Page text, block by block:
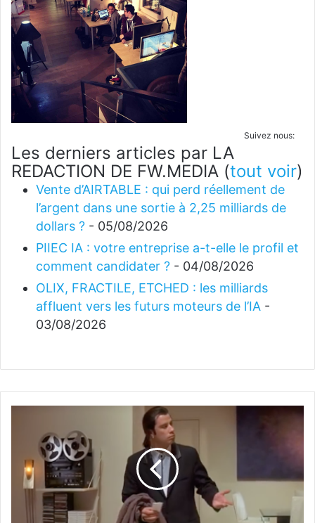
Suivez nous:
Les derniers articles par LA
REDACTION DE FW.MEDIA (tout voir)
Vente d’AIRTABLE : qui perd réellement de
l’argent dans une sortie à 2,25 milliards de
dollars ? - 05/08/2026
PIIEC IA : votre entreprise a-t-elle le profil et
comment candidater ? - 04/08/2026
OLIX, FRACTILE, ETCHED : les milliards
affluent vers les futurs moteurs de l’IA -
03/08/2026